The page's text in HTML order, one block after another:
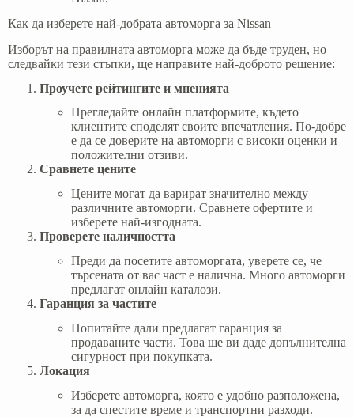
Как да изберете най-добрата автоморга за Nissan
Изборът на правилната автоморга може да бъде труден, но
следвайки тези стъпки, ще направите най-доброто решение:
Проучете рейтингите и мненията
Прегледайте онлайн платформите, където
клиентите споделят своите впечатления. По-добре
е да се доверите на автоморги с високи оценки и
положителни отзиви.
Сравнете цените
Цените могат да варират значително между
различните автоморги. Сравнете офертите и
изберете най-изгодната.
Проверете наличността
Преди да посетите автоморгата, уверете се, че
търсената от вас част е налична. Много автоморги
предлагат онлайн каталози.
Гаранция за частите
Попитайте дали предлагат гаранция за
продаваните части. Това ще ви даде допълнителна
сигурност при покупката.
Локация
Изберете автоморга, която е удобно разположена,
за да спестите време и транспортни разходи.